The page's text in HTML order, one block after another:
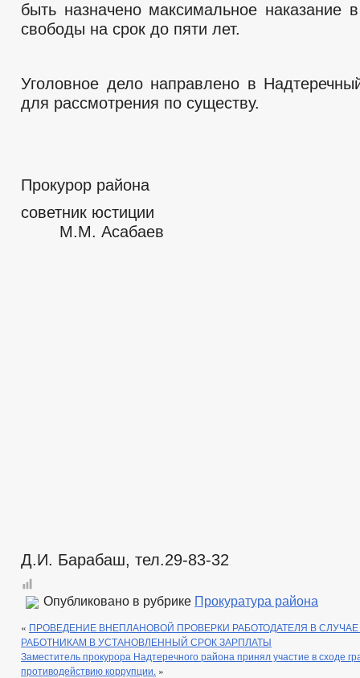
быть назначено максимальное наказание
свободы на срок до пяти лет.
Уголовное дело направлено в
для рассмотрения по существу.
Прокурор района
советник
М.М. Асабаев
Д.И. Барабаш, тел.29-83-32
Опубликовано в рубрике Прокуратура района
« ПРОВЕДЕНИЕ ВНЕПЛАНОВОЙ ПРОВЕРКИ РАБОТОДАТЕЛЯ В
РАБОТНИКАМ В УСТАНОВЛЕННЫЙ СРОК ЗАРПЛАТЫ
Заместитель прокурора Надтеречного района принял участие в сходе
противодействию коррупции. »